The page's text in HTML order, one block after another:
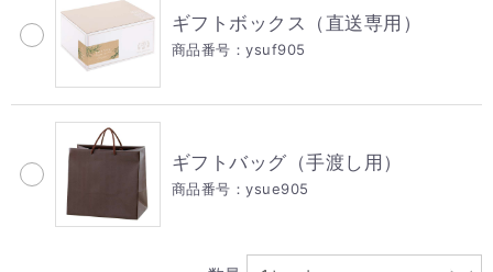
ギフトボックス（直送専用）
商品番号：ysuf905
ギフトバッグ（手渡し用）
商品番号：ysue905